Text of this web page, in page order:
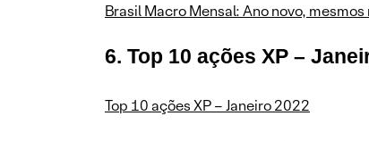
Brasil Macro Mensal: Ano novo, mesmos
6. Top 10 ações XP –
Top 10 ações XP – Janeiro 2022